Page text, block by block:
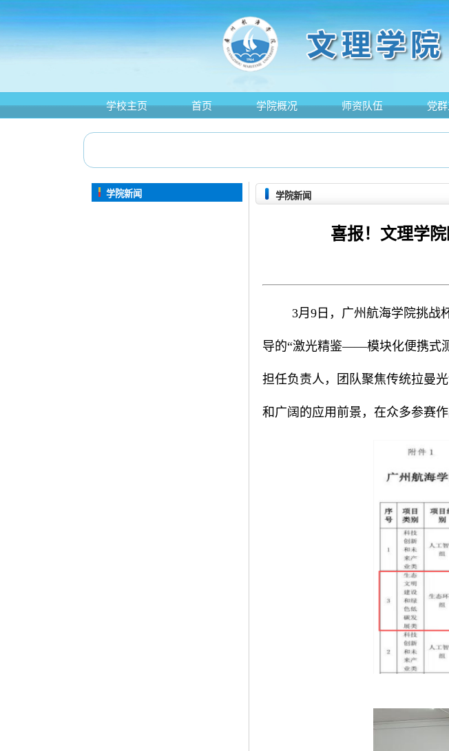
学校主页 首页 学院概况 师资队伍 党
学院新闻 学院新闻
喜报！文理学
3月9日，广州航海学院挑战
导的“激光精鉴——模块化便携式
担任负责人，团队聚焦传统拉曼
和广阔的应用前景，在众多参赛